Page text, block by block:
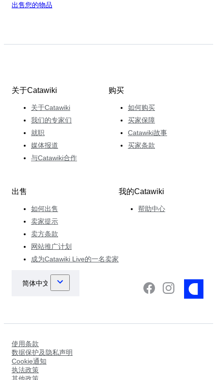
出售您的物品
关于Catawiki
关于Catawiki
我们的专家们
就职
媒体报道
与Catawiki合作
购买
如何购买
买家保障
Catawiki故事
买家条款
出售
如何出售
卖家提示
卖方条款
网站推广计划
成为Catawiki Live的一名卖家
我的Catawiki
帮助中心
使用条款
数据保护及隐私声明
Cookie通知
执法政策